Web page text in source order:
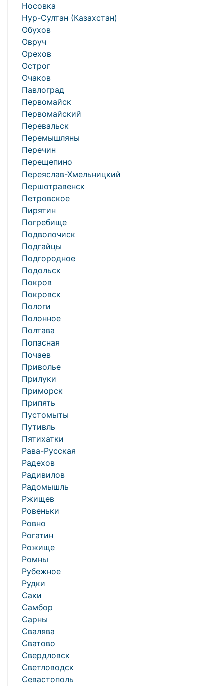
Носовка
Нур-Султан (Казахстан)
Обухов
Овруч
Орехов
Острог
Очаков
Павлоград
Первомайск
Первомайский
Перевальск
Перемышляны
Перечин
Перещепино
Переяслав-Хмельницкий
Першотравенск
Петровское
Пирятин
Погребище
Подволочиск
Подгайцы
Подгородное
Подольск
Покров
Покровск
Пологи
Полонное
Полтава
Попасная
Почаев
Приволье
Прилуки
Приморск
Припять
Пустомыты
Путивль
Пятихатки
Рава-Русская
Радехов
Радивилов
Радомышль
Ржищев
Ровеньки
Ровно
Рогатин
Рожище
Ромны
Рубежное
Рудки
Саки
Самбор
Сарны
Свалява
Сватово
Свердловск
Светловодск
Севастополь